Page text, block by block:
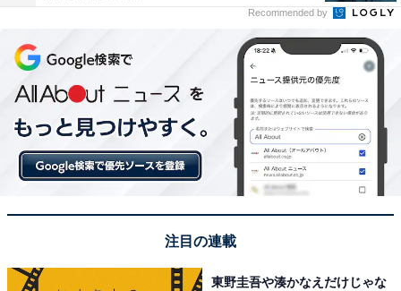
Recommended by
注目の連載
東野圭吾や湊かなえだけじゃな